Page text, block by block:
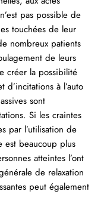
pas possible de
touchées de leur
nombreux patients
de leurs
créer la possibilité
d’incitations à l’auto
sont
Si les craintes
par l’utilisation de
est beaucoup plus
atteintes l’ont
de relaxation
peut également